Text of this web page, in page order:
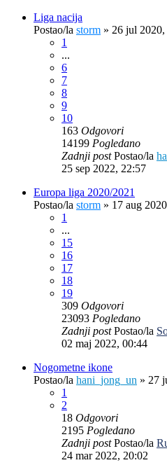
Liga nacija
Postao/la storm » 26 jul
1
...
6
7
8
9
10
163 Odgovori
14199 Pogledano
Zadnji postPostao/la
25 sep 2022, 22:57
Europa liga 2020/2021
Postao/la storm » 17 aug
1
...
15
16
17
18
19
309 Odgovori
23093 Pogledano
Zadnji postPostao/la
02 maj 2022, 00:44
Nogometne ikone
Postao/la hani_jong_un » 27
1
2
18 Odgovori
2195 Pogledano
Zadnji postPostao/la
24 mar 2022, 20:02